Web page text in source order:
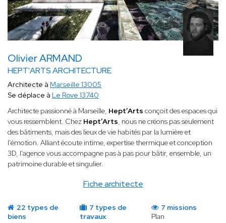
Olivier ARMAND
HEPT'ARTS ARCHITECTURE
Fiche architecte
Architecte à Marseille 13005
Se déplace à Le Rove 13740
Architecte passionné à Marseille, Hept’Arts conçoit des espaces qui
vous ressemblent. Chez Hept’Arts, nous ne créons pas seulement
des bâtiments, mais des lieux de vie habités par la lumière et
l'émotion. Alliant écoute intime, expertise thermique et conception
3D, l'agence vous accompagne pas à pas pour bâtir, ensemble, un
patrimoine durable et singulier.
22 types de
biens
7 types de
travaux
7 missions
Plan